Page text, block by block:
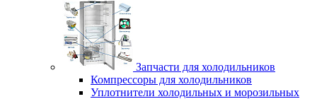
Запчасти для холодильников
Компрессоры для холодильников
Уплотнители холодильных и морозильных